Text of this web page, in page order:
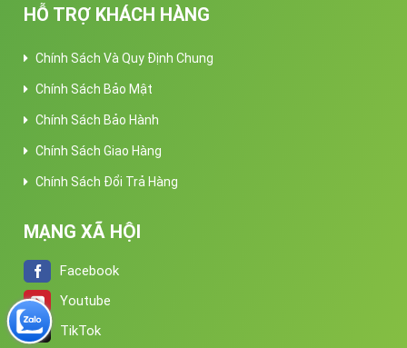
HỖ TRỢ KHÁCH HÀNG
Chính Sách Và Quy Định Chung
Chính Sách Bảo Mật
Chính Sách Bảo Hành
Chính Sách Giao Hàng
Chính Sách Đổi Trả Hàng
MẠNG XÃ HỘI
Facebook
Youtube
TikTok